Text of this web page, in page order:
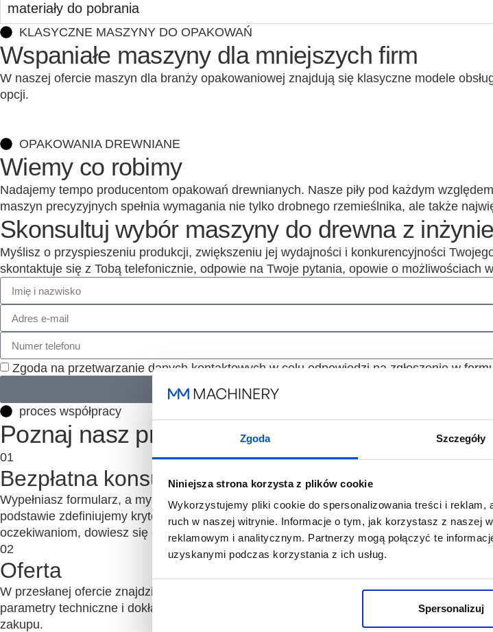
Zgoda Szczegóły
Niniejsza strona korzysta z plików cookie
Wykorzystujemy pliki cookie do spersonalizowania treści i reklam,
ruch w naszej witrynie. Informacje o tym, jak korzystasz z naszej
reklamowym i analitycznym. Partnerzy mogą połączyć te
uzyskanymi podczas korzystania z ich usług.
Spersonalizuj
materiały do pobrania
KLASYCZNE MASZYNY DO OPAKOWAŃ
Wspaniałe maszyny dla mniejszych firm
W naszej ofercie maszyn dla branży opakowaniowej znajdują się klasyczne modele
opcji.
OPAKOWANIA DREWNIANE
Wiemy co robimy
Nadajemy tempo producentom opakowań drewnianych. Nasze piły pod każdym
maszyn precyzyjnych spełnia wymagania nie tylko drobnego rzemieślnika, ale także
Skonsultuj wybór maszyny do drewna z
Myślisz o przyspieszeniu produkcji, zwiększeniu jej wydajności i konkurencyjności
skontaktuje się z Tobą telefonicznie, odpowie na Twoje pytania, opowie o możliwościach
Zgoda na przetwarzanie danych kontaktowych w celu odpowiedzi na zgłoszenie w
proces współpracy
Poznaj nasz proces współpracy
01
Bezpłatna konsultacja
Wypełniasz formularz, a my umawiamy Cię na bezpłatną konsultację. W trakcie
podstawie zdefiniujemy kryteria maszyn do drewna, które najlepiej sprawdzą się w
oczekiwaniom, dowiesz się o tym od razu.
02
Oferta
W przesłanej ofercie znajdziesz rekomendowane przez nas modele maszyn do obróbki
parametry techniczne i dokładne wyliczenia zwrotu z inwestycji dla każdego modelu.
zakupu.